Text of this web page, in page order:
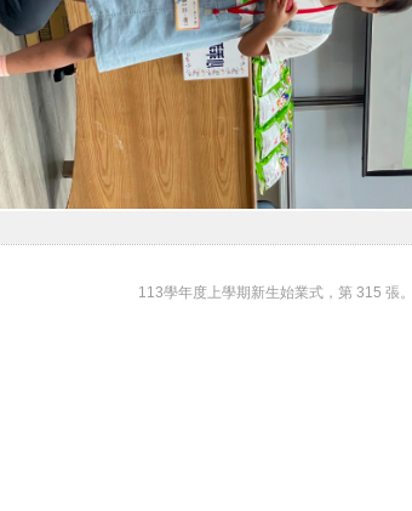
113學年度上學期新生始業式，第 315 張。